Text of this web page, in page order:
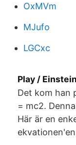
OxMVm
MJufo
LGCxc
Play /
Det kom han
= mc2.
Här är en